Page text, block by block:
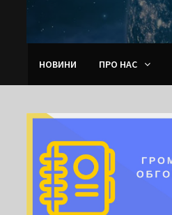
НОВИНИ ПРО НАС